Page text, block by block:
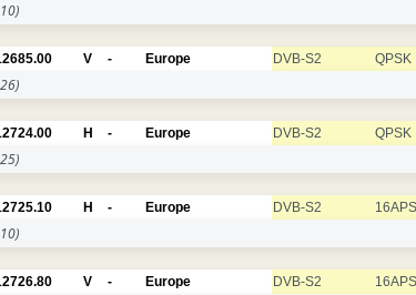
V - Europe DVB-S2 QPSK
H - Europe DVB-S2 QPSK
H - Europe DVB-S2
V - Europe DVB-S2